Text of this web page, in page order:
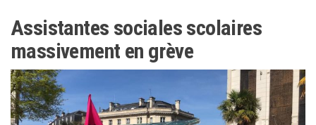
Assistantes sociales scolaires
massivement en grève